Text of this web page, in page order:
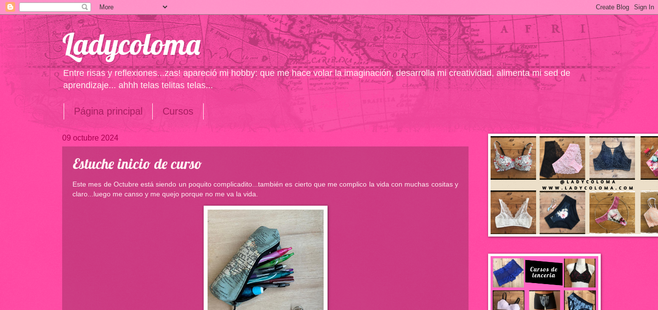
Ladycoloma
Entre risas y reflexiones...zas! apareció mi hobby: que me hace volar la imaginación, desarrolla mi creatividad, alimenta mi sed de
aprendizaje... ahhh telas telitas telas...
Página principal Cursos
09 octubre 2024
Estuche inicio de curso
Este mes de Octubre está siendo un poquito complicadito...también es cierto que me complico la vida con muchas cositas y
claro...luego me canso y me quejo porque no me va la vida.